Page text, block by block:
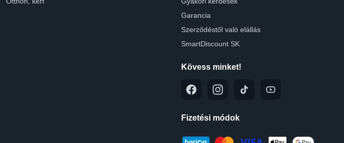
Garancia
Szerződéstől való elállás
SmartDiscount SK
Kövess minket!
Fizetési módok